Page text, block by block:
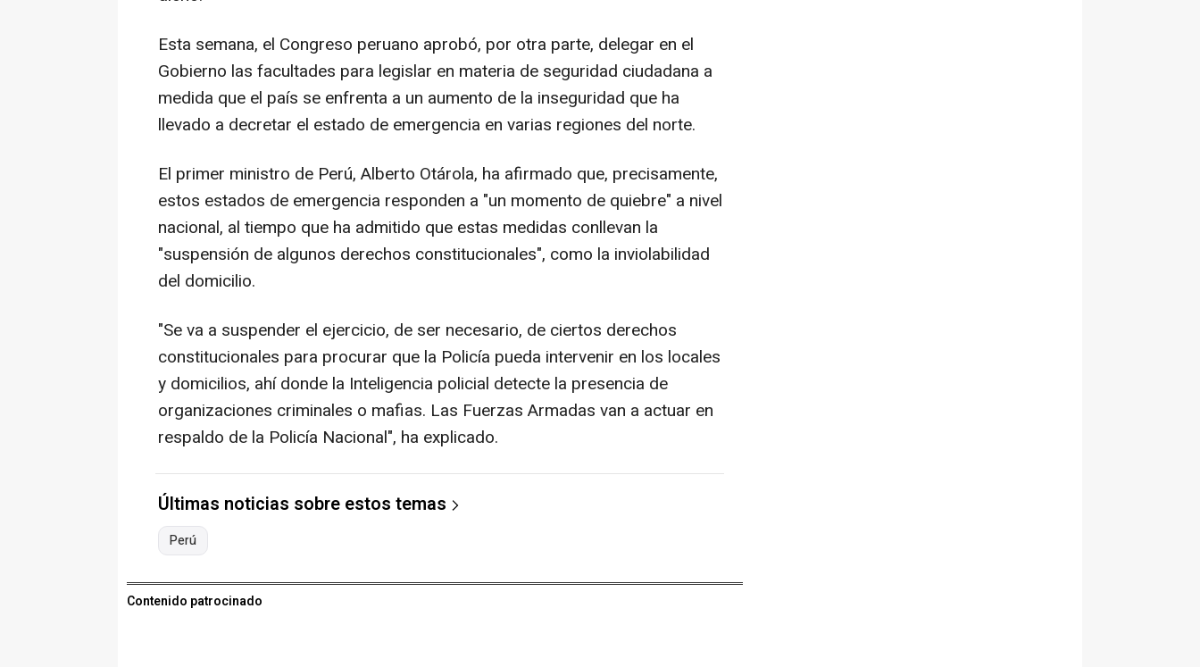
Esta semana, el Congreso peruano aprobó, por otra parte, delegar en el
Gobierno las facultades para legislar en materia de seguridad ciudadana a
medida que el país se enfrenta a un aumento de la inseguridad que ha
llevado a decretar el estado de emergencia en varias regiones del norte.
El primer ministro de Perú, Alberto Otárola, ha afirmado que, precisamente,
estos estados de emergencia responden a "un momento de quiebre" a nivel
nacional, al tiempo que ha admitido que estas medidas conllevan la
"suspensión de algunos derechos constitucionales", como la inviolabilidad
del domicilio.
"Se va a suspender el ejercicio, de ser necesario, de ciertos derechos
constitucionales para procurar que la Policía pueda intervenir en los locales
y domicilios, ahí donde la Inteligencia policial detecte la presencia de
organizaciones criminales o mafias. Las Fuerzas Armadas van a actuar en
respaldo de la Policía Nacional", ha explicado.
Últimas noticias sobre estos temas
Perú
Contenido patrocinado